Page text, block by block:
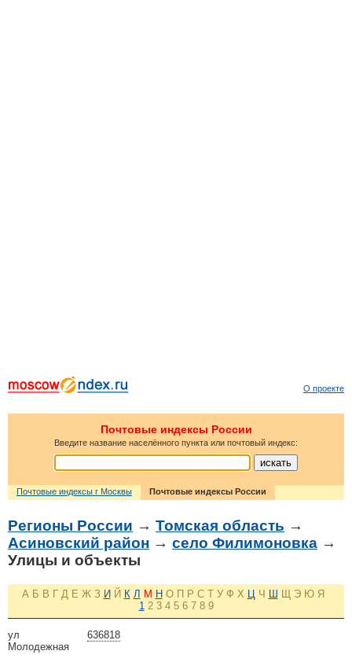
О проекте
Почтовые индексы России
Введите название населённого пункта или почтовый индекс:
Почтовые индексы г Москвы Почтовые индексы России
Регионы России → Томская область →
Асиновский район → село Филимоновка →
Улицы и объекты
А Б В Г Д Е Ж З И Й К Л М Н О П Р С Т У Ф Х Ц Ч Ш Щ Э Ю Я
1 2 3 4 5 6 7 8 9
636818
ул
Молодежная